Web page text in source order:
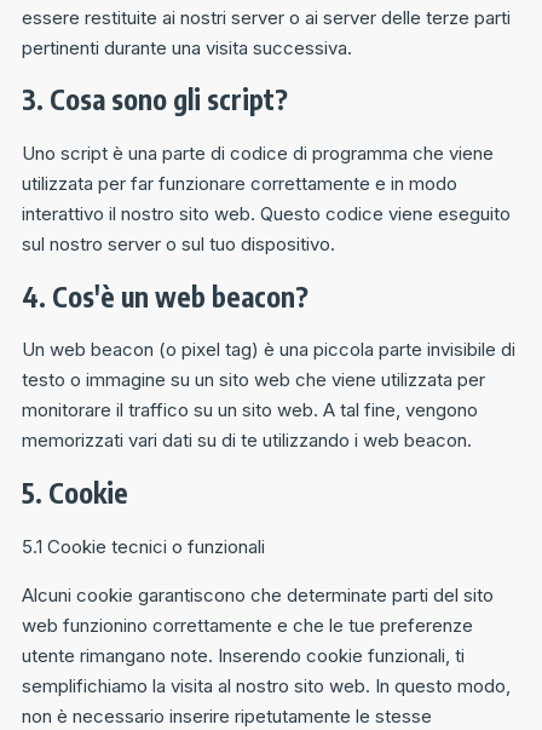
essere restituite ai nostri server o ai server delle terze parti
pertinenti durante una visita successiva.
3. Cosa sono gli script?
Uno script è una parte di codice di programma che viene
utilizzata per far funzionare correttamente e in modo
interattivo il nostro sito web. Questo codice viene eseguito
sul nostro server o sul tuo dispositivo.
4. Cos'è un web beacon?
Un web beacon (o pixel tag) è una piccola parte invisibile di
testo o immagine su un sito web che viene utilizzata per
monitorare il traffico su un sito web. A tal fine, vengono
memorizzati vari dati su di te utilizzando i web beacon.
5. Cookie
5.1 Cookie tecnici o funzionali
Alcuni cookie garantiscono che determinate parti del sito
web funzionino correttamente e che le tue preferenze
utente rimangano note. Inserendo cookie funzionali, ti
semplifichiamo la visita al nostro sito web. In questo modo,
non è necessario inserire ripetutamente le stesse